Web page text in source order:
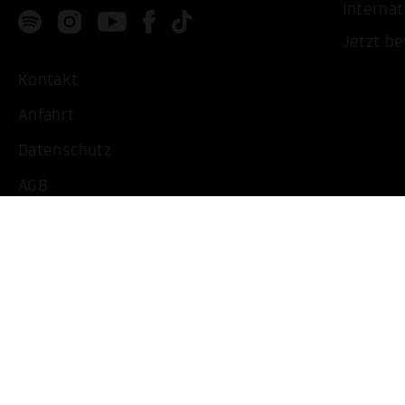
Kontakt
Anfahrt
Datenschutz
AGB
Jetzt